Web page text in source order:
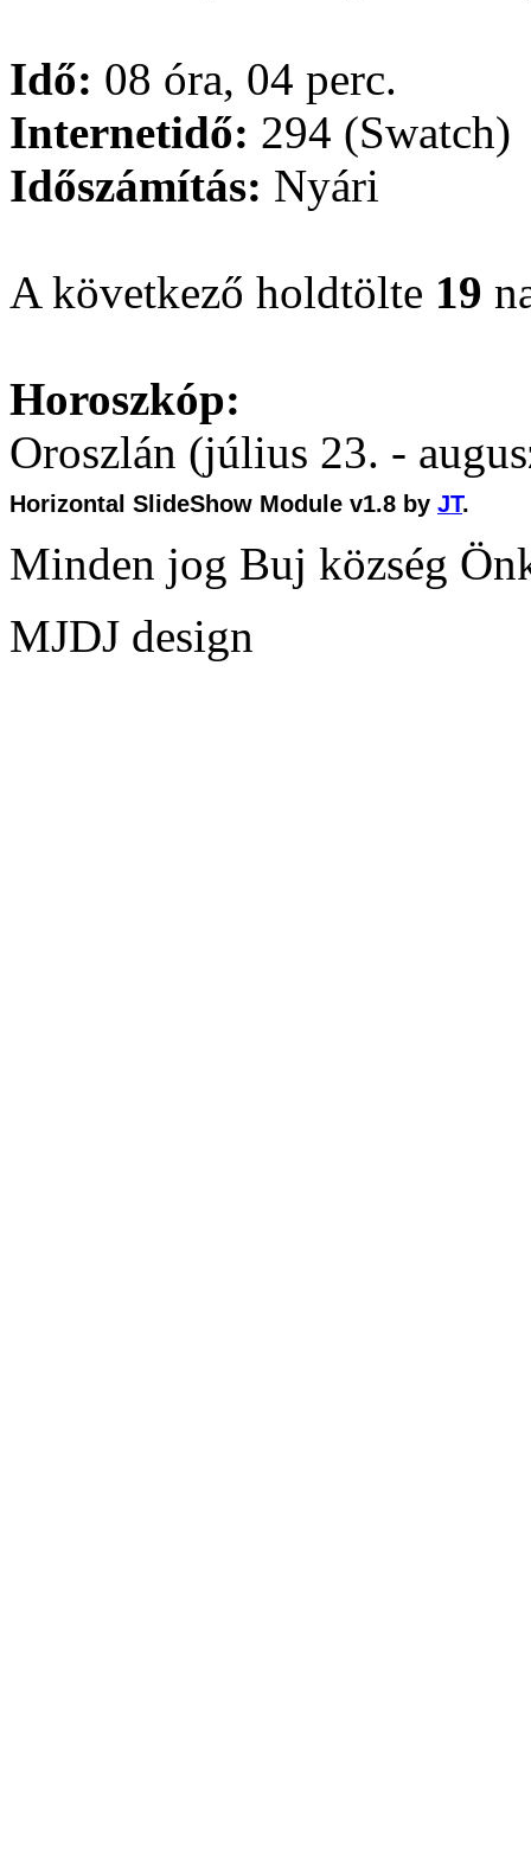
Idő: 08 óra, 04 perc.
Internetidő: 294 (Swatch)
Időszámítás: Nyári
A következő holdtölte 19
Horoszkóp:
Oroszlán (július 23. -
Horizontal SlideShow Module v1.8 by JT.
Minden jog Buj község
MJDJ design